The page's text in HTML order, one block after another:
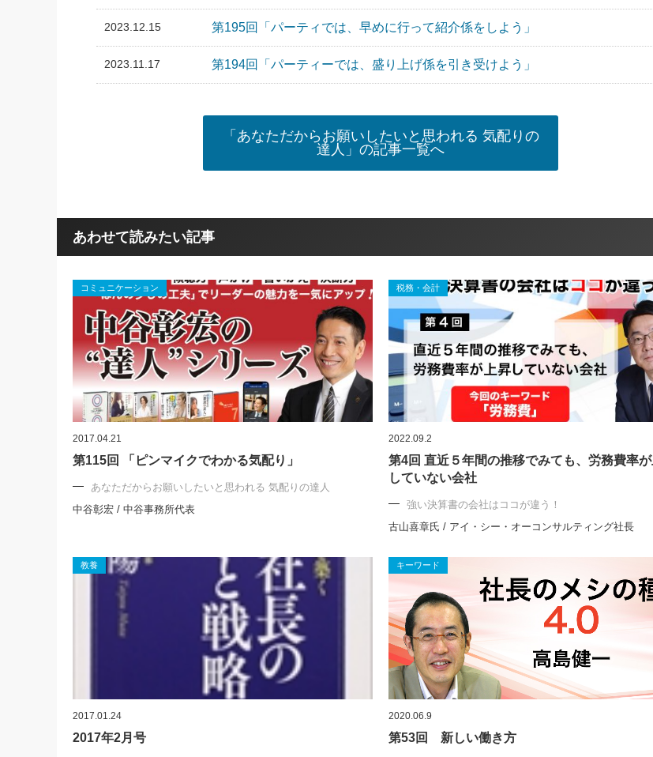
2023.12.15 第195回「パーティでは、早めに行って紹介係をしよう」
2023.11.17 第194回「パーティーでは、盛り上げ係を引き受けよう」
「あなただからお願いしたいと思われる 気配りの
達人」の記事一覧へ
あわせて読みたい記事
コミュニケーション
2017.04.21
第115回 「ピンマイクでわかる気配り」
あなただからお願いしたいと思われる 気配りの達人
中谷彰宏 / 中谷事務所代表
税務・会計
2022.09.2
第4回 直近５年間の推移でみても、労務費率
していない会社
強い決算書の会社はココが違う！
古山喜章氏 / アイ・シー・オーコンサルティング社長
教養
2017.01.24
2017年2月号
キーワード
2020.06.9
第53回 新しい働き方